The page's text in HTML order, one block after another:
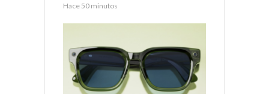
Hace 50 minutos